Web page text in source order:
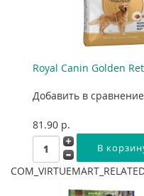
Royal Canin Golden
Добавить в сравнение
81.90 p.